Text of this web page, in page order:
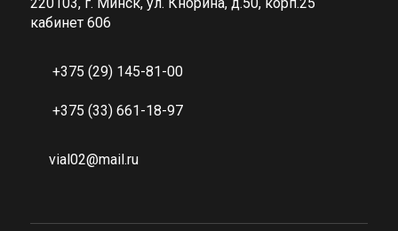
кабинет 606
+375 (29) 145-81-00
+375 (33) 661-18-97
vial02@mail.ru